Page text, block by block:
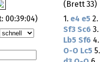
00:39:04)
(Brett 33)
1. e4 e5 2.
Sf3 Sc6 3.
Lb5 Sf6 4.
O-O Lc5 5.